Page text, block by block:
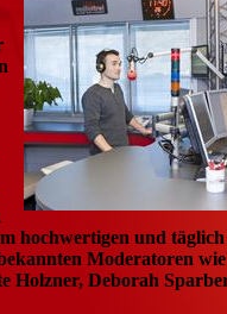
hochwertigen und
Moderatoren
Holzner, Deborah